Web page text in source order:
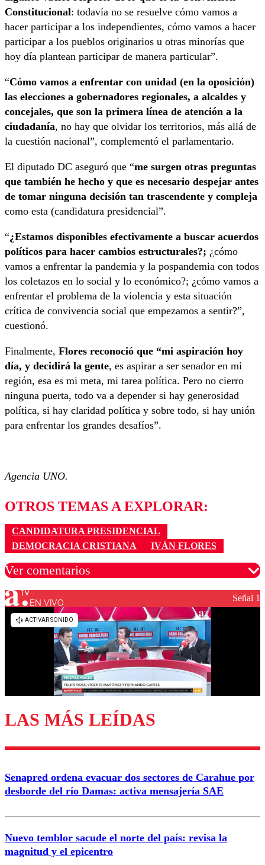
Constitucional: todavía no se resuelve cómo vamos a
hacer participar a los independientes, cómo vamos a hacer
participar a los pueblos originarios u otras minorías que
hoy día plantean participar de manera particular”.
“Cómo vamos a enfrentar con unidad (en la oposición)
las elecciones a gobernadores regionales, a alcaldes y
concejales, que son la primera línea de atención a la
ciudadanía, no hay que olvidar los territorios, más allá de
la cuestión nacional”, complementó el parlamentario.
El diputado DC aseguró que “me surgen otras preguntas
que también he hecho y que es necesario despejar antes
de tomar ninguna decisión tan trascendente y compleja
como esta (candidatura presidencial”.
“¿Estamos disponibles efectivamente a buscar acuerdos
políticos para hacer cambios estructurales?; ¿cómo
vamos a enfrentar la pandemia y la pospandemia con todos
los coletazos en lo social y lo económico?; ¿cómo vamos a
enfrentar el problema de la violencia y esta situación
crítica de convivencia social que empezamos a sentir?”,
cuestionó.
Finalmente, Flores reconoció que “mi aspiración hoy
día, y decidirá la gente, es aspirar a ser senador en mi
región, esa es mi meta, mi tarea política. Pero no cierro
ninguna puerta, todo va a depender si hay generosidad
política, si hay claridad política y sobre todo, si hay unión
para enfrentar los grandes desafíos”.
Agencia UNO.
OTROS TEMAS A EXPLORAR:
CANDIDATURA PRESIDENCIAL
DEMOCRACIA CRISTIANA
IVÁN FLORES
Ver comentarios
Los comentarios son moderados para garantizar un
diálogo respetuoso.
Enviar comentario
EN VIVO Señal 1
LAS MÁS LEÍDAS
Senapred ordena evacuar dos sectores de Carahue por
desborde del río Damas: activa mensajería SAE
Nuevo temblor sacude el norte del país: revisa la
magnitud y el epicentro